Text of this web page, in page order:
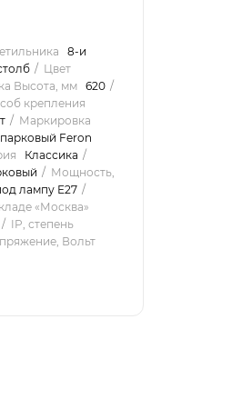
8-и
Цвет
Высота, мм
620
крепления
Маркировка
Feron
Классика
Мощность,
лампу Е27
«Москва»
IP, степень
Вольт